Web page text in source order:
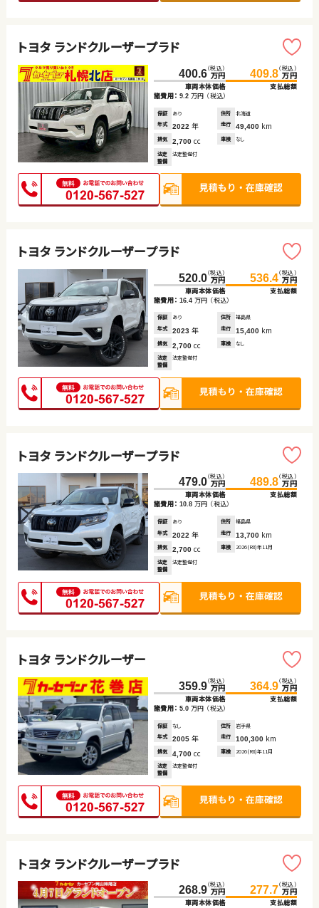
トヨタ ランドクルーザープラド
400.6（税込）
万円
車両本体価格
409.8（税込）
万円
支払総額
諸費用： 9.2 万円 （税込）
保証 あり 住所
北海道
年式
2022 年 走行 49,400 km
排気 2,700 cc 車検 なし
法定
整備
法定整備付
トヨタ ランドクルーザープラド
520.0（税込）
万円
車両本体価格
536.4（税込）
万円
支払総額
諸費用： 16.4 万円 （税込）
保証 あり 住所
福島県
年式
2023 年 走行 15,400 km
排気 2,700 cc 車検 なし
法定
整備
法定整備付
トヨタ ランドクルーザープラド
479.0（税込）
万円
車両本体価格
489.8（税込）
万円
支払総額
諸費用： 10.8 万円 （税込）
保証 あり 住所
福島県
年式
2022 年 走行 13,700 km
排気 2,700 cc 車検 2026(R8)年11月
法定
整備
法定整備付
トヨタ ランドクルーザー
359.9（税込）
万円
車両本体価格
364.9（税込）
万円
支払総額
諸費用： 5.0 万円 （税込）
保証 なし 住所
岩手県
年式
2005 年 走行 100,300 km
排気 4,700 cc 車検 2026(R8)年11月
法定
整備
法定整備付
トヨタ ランドクルーザープラド
268.9（税込）
万円
車両本体価格
277.7（税込）
万円
支払総額